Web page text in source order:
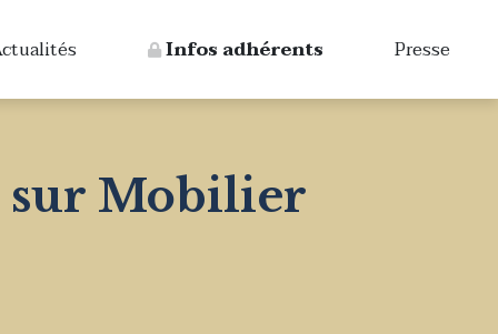
Infos adhérents Presse
sur Mobilier